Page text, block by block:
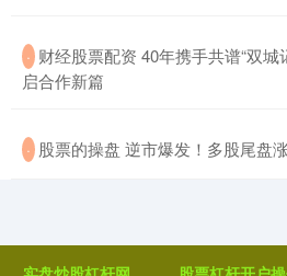
· 财经股票配资 40年携手共谱“双
启合作新篇
· 股票的操盘 逆市爆发！多股尾盘